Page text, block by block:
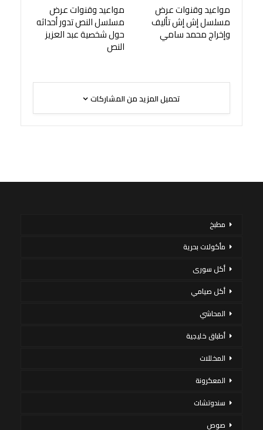
مواعيد وقنوات عرض
مسلسل إش إش تأليف
وإخراج محمد سامي
مواعيد وقنوات عرض
مسلسل النص تدور أحداثه
حول شخصية عبد العزيز
النص
تحميل المزيد من المشاركات
مطبخ
مأكولات بحرية
أكل سورى
أكل صيامي
المحاشي
أطباق خليجية
المخللات
المعكرونة
سندوتشات
صوص